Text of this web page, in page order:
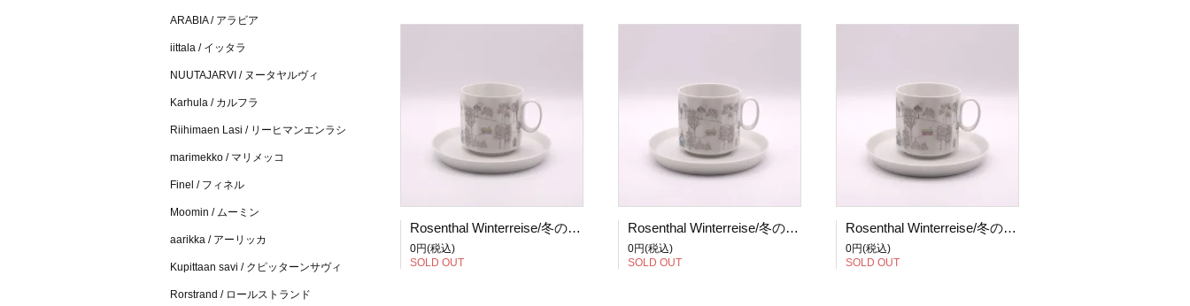
Rosenthal Winterreise/冬の旅 コーヒーカップ＆ソーサー (1)
0円(税込)
SOLD OUT
Rosenthal Winterreise/冬の旅 コーヒーカップ＆ソーサー (2)
0円(税込)
SOLD OUT
Rosenthal Winterreise/冬の旅 コーヒーカップ＆ソーサー (3)
0円(税込)
SOLD OUT
ARABIA / アラビア
iittala / イッタラ
NUUTAJARVI / ヌータヤルヴィ
Karhula / カルフラ
Riihimaen Lasi / リーヒマンエンラシ
marimekko / マリメッコ
Finel / フィネル
Moomin / ムーミン
aarikka / アーリッカ
Kupittaan savi / クピッターンサヴィ
Rorstrand / ロールストランド